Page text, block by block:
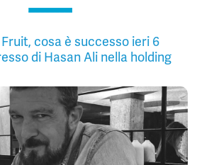
cosa è successo ieri 6
di Hasan Ali nella holding